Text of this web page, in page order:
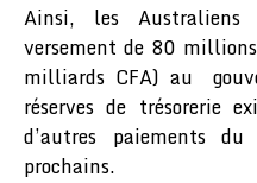
Ainsi, les
versement de 80
milliards CFA) au
réserves de trésorerie
d’autres paiements
prochains.